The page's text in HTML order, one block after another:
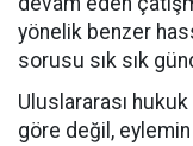
yönelik benzer
sorusu sık sık
Uluslararası hukuk
göre değil,